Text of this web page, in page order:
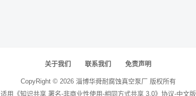
关于我们 联系我们 免责声明
CopyRight © 2026 淄博华舜耐腐蚀真空泵厂 版权所有
适用《知识共享 署名-非商业性使用-相同方式共享 3.0》协议-中文版